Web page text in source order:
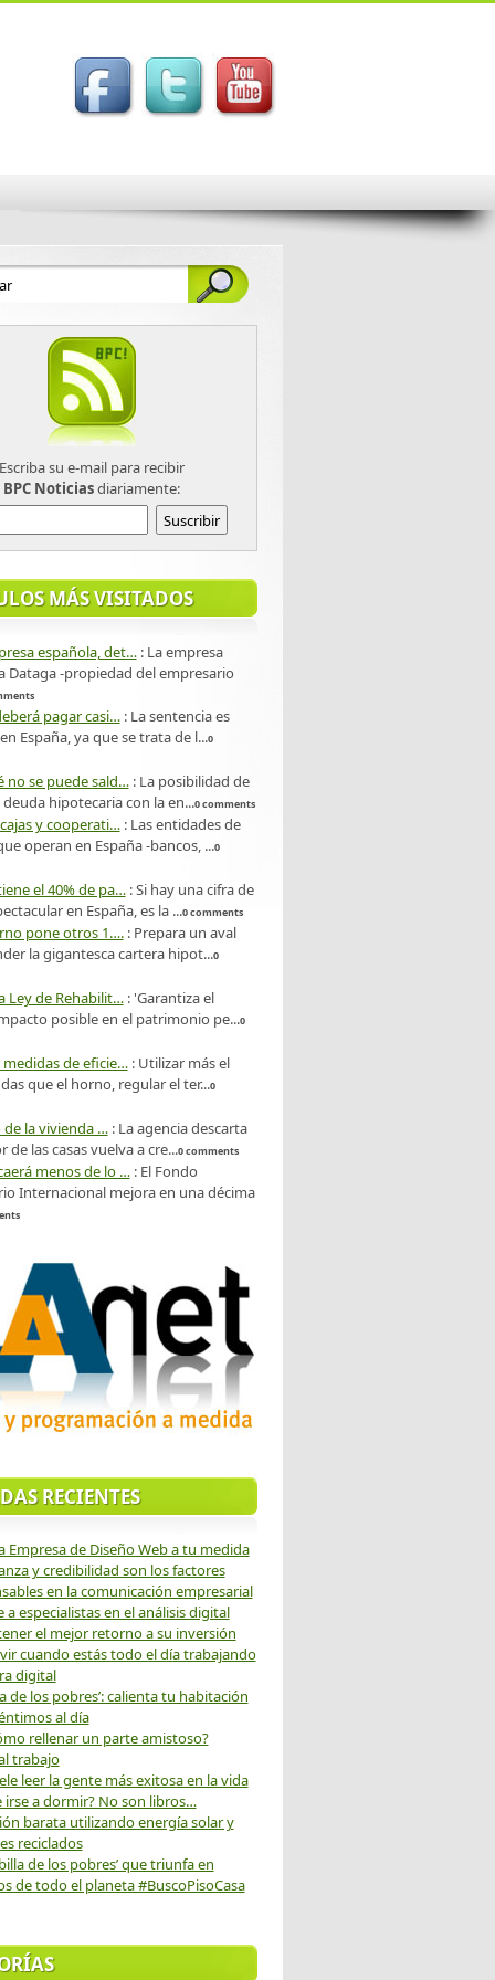
su e-mail para recibir
BPC Noticiasdiariamente:
MÁS VISITADOS
española, det…: La empresa
Dataga -propiedad del empresario
pagar casi…: La sentencia es
España, ya que se trata de l...0
no se puede sald…: La posibilidad de
hipotecaria con la en...0 comments
y cooperati…: Las entidades de
operan en España -bancos, ...0
el 40% de pa…:Si hay una cifra de
en España, es la ...0 comments
pone otros 1….: Prepara un aval
la gigantesca cartera hipot...0
Ley de Rehabilit…: 'Garantiza el
posible en el patrimonio pe...0
de eficie…: Utilizar más el
que el horno, regular el ter...0
de la vivienda …: La agencia descarta
de las casas vuelva a cre...0 comments
menos de lo …: El Fondo
Internacional mejora en una décima
RECIENTES
Empresa de Diseño Web a tu medida
y credibilidad son los factores
en la comunicación empresarial
a especialistas en el análisis digital
el mejor retorno a su inversión
cuando estás todo el día trabajando
digital
de los pobres’: calienta tu habitación
al día
rellenar un parte amistoso?
trabajo
leer la gente más exitosa en la vida
irse a dormir? No son libros…
barata utilizando energía solar y
reciclados
de los pobres’ que triunfa en
de todo el planeta #BuscoPisoCasa